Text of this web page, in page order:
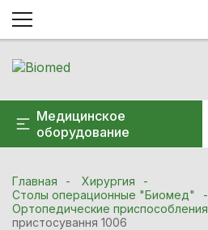
Медицинское
оборудование
Главная
Хирургия
Столы операционные "Биомед"
Ортопедические приспособления
пристосування 1006